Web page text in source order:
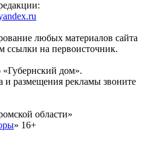
любых материалов сайта
ссылки на первоисточник.
дом».
и размещения рекламы звоните
области»
» 16+